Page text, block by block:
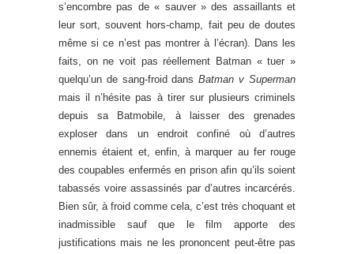
s’encombre pas de « sauver » des assaillants et
leur sort, souvent hors-champ, fait peu de doutes
même si ce n’est pas montrer à l’écran). Dans les
faits, on ne voit pas réellement Batman « tuer »
quelqu’un de sang-froid dansBatman v Superman
mais il n’hésite pas à tirer sur plusieurs criminels
depuis sa Batmobile, à laisser des grenades
exploser dans un endroit confiné où d’autres
ennemis étaient et, enfin, à marquer au fer rouge
des coupables enfermés en prison afin qu’ils soient
tabassés voire assassinés par d’autres incarcérés.
Bien sûr, à froid comme cela, c’est très choquant et
inadmissible sauf que le film apporte des
justifications mais ne les prononcent peut-être pas